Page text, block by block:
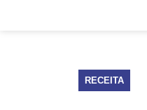
RECEITA